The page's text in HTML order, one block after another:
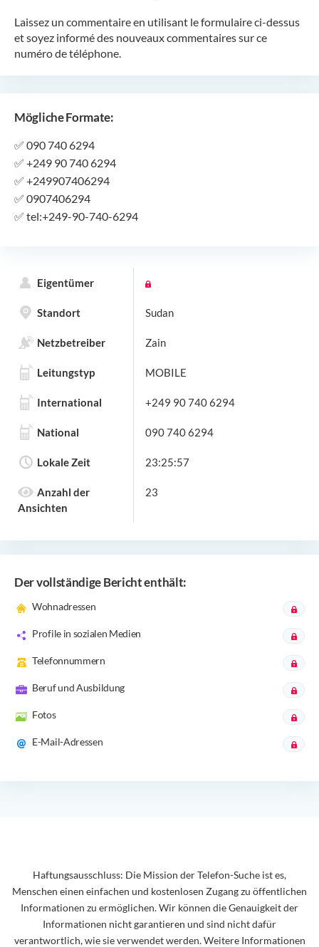
Laissez un commentaire en utilisant le formulaire ci-dessus
et soyez informé des nouveaux commentaires sur ce
numéro de téléphone.
Mögliche Formate:
✅ 090 740 6294
✅ +249 90 740 6294
✅ +249907406294
✅ 0907406294
✅ tel:+249-90-740-6294
Eigentümer
Standort Sudan
Netzbetreiber Zain
Leitungstyp MOBILE
International +249 90 740 6294
National 090 740 6294
Lokale Zeit 23:25:57
Anzahl der
Ansichten
23
Der vollständige Bericht enthält:
Wohnadressen
Profile in sozialen Medien
Telefonnummern
Beruf und Ausbildung
Fotos
E-Mail-Adressen
Haftungsausschluss: Die Mission der Telefon-Suche ist es,
Menschen einen einfachen und kostenlosen Zugang zu öffentlichen
Informationen zu ermöglichen. Wir können die Genauigkeit der
Informationen nicht garantieren und sind nicht dafür
verantwortlich, wie sie verwendet werden. Weitere Informationen